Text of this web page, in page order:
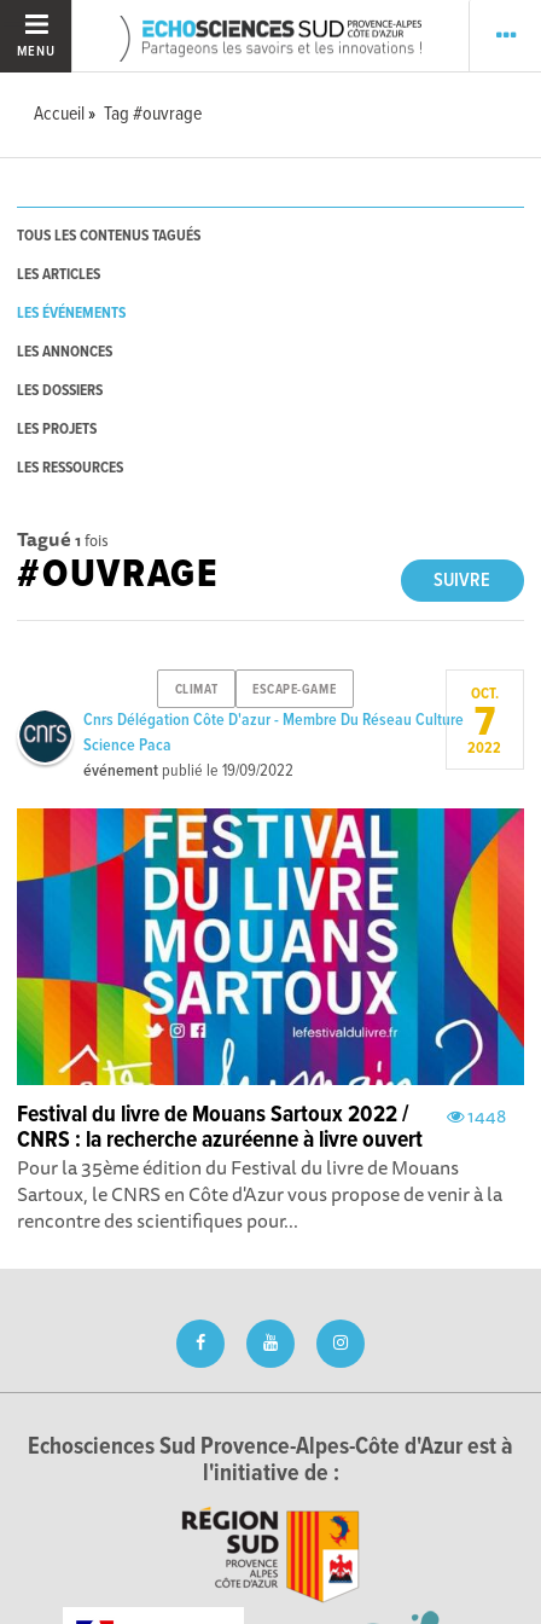
MENU
Accueil Tag #ouvrage
TOUS LES CONTENUS TAGUÉS
LES ARTICLES
LES ÉVÉNEMENTS
LES ANNONCES
LES DOSSIERS
LES PROJETS
LES RESSOURCES
Tagué 1 fois
SUIVRE
#OUVRAGE
CLIMAT ESCAPE-GAME
Cnrs Délégation Côte D'azur - Membre Du Réseau Culture
Science Paca
événement publié le19/09/2022
OCT.
7
2022
1448
Festival du livre de Mouans Sartoux 2022 /
CNRS : la recherche azuréenne à livre ouvert
Pour la 35ème édition du Festival du livre de Mouans
Sartoux, le CNRS en Côte d'Azur vous propose de venir à la
rencontre des scientifiques pour...
Echosciences Sud Provence-Alpes-Côte d'Azur est à
l'initiative de :